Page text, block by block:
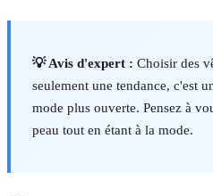
💡 Avis d'expert : Choisir des
seulement une tendance, c'est
mode plus ouverte. Pensez à
peau tout en étant à la mode.